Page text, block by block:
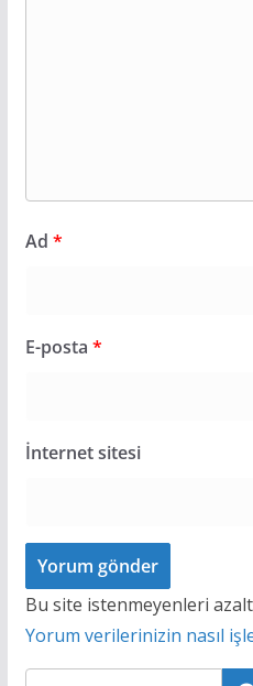
Ad *
E-posta *
İnternet sitesi
Bu site istenmeyenleri
Yorum verilerinizin nasıl